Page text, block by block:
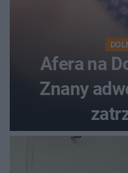
Afera na
Znany